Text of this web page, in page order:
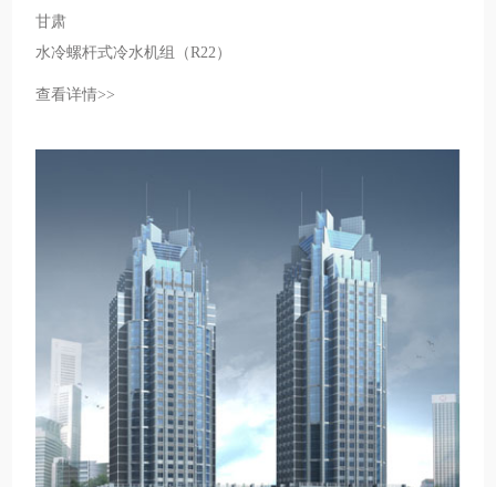
甘肃
水冷螺杆式冷水机组（R22）
查看详情>>